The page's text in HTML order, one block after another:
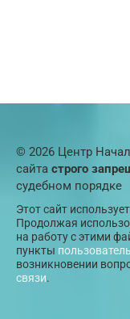
© 2026 Центр
сайта строго
судебном порядке
Этот сайт использует
Продолжая
на работу с этими
пункты
возникновении
связи.